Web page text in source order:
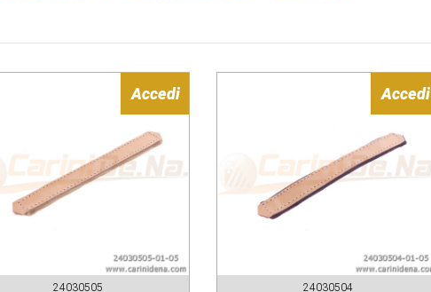
Accedi
24030505
Accedi
24030504